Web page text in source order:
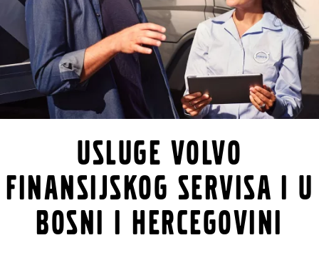
Usluge
Lokator distributera
Vijesti
O nama
Volvo Truck Builder
Kontaktirajte nas
Usluge Volvo
finansijskog servisa i u
Bosni i Hercegovini